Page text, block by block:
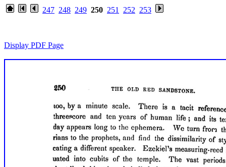
247 248 249 250 251 252 253
Display PDF Page